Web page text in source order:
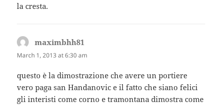
la cresta.
maximbhh81
March 1, 2013 at 6:30 am
questo è la dimostrazione che avere un portiere
vero paga san Handanovic e il fatto che siano felici
gli interisti come corno e tramontana dimostra come